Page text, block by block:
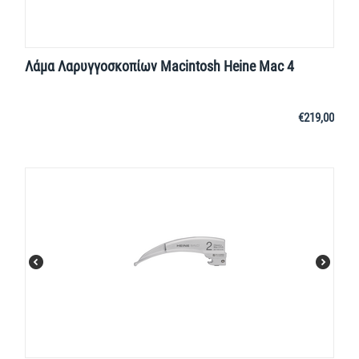
Λάμα Λαρυγγοσκοπίων Macintosh Heine Mac 4
€219,00